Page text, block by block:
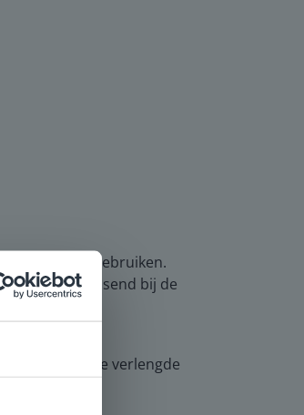
te gebruiken.
sommen passend bij de
die de verlengde